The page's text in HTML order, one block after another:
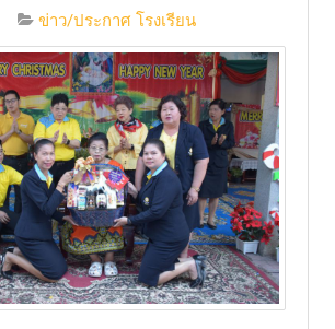
ข่าว/ประกาศ โรงเรียน